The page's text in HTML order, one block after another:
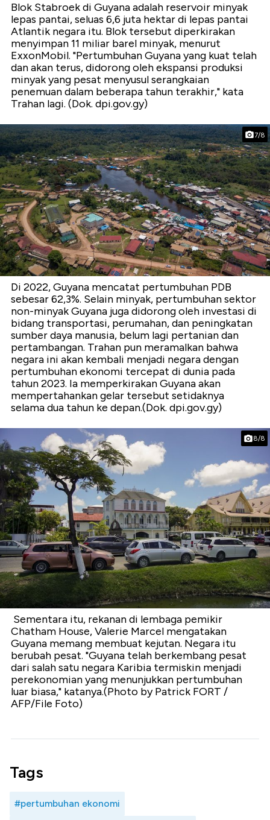
Blok Stabroek di Guyana adalah reservoir minyak
lepas pantai, seluas 6,6 juta hektar di lepas pantai
Atlantik negara itu. Blok tersebut diperkirakan
menyimpan 11 miliar barel minyak, menurut
ExxonMobil. "Pertumbuhan Guyana yang kuat telah
dan akan terus, didorong oleh ekspansi produksi
minyak yang pesat menyusul serangkaian
penemuan dalam beberapa tahun terakhir," kata
Trahan lagi. (Dok. dpi.gov.gy)
7/8
Di 2022, Guyana mencatat pertumbuhan PDB
sebesar 62,3%. Selain minyak, pertumbuhan sektor
non-minyak Guyana juga didorong oleh investasi di
bidang transportasi, perumahan, dan peningkatan
sumber daya manusia, belum lagi pertanian dan
pertambangan. Trahan pun meramalkan bahwa
negara ini akan kembali menjadi negara dengan
pertumbuhan ekonomi tercepat di dunia pada
tahun 2023. Ia memperkirakan Guyana akan
mempertahankan gelar tersebut setidaknya
selama dua tahun ke depan.(Dok. dpi.gov.gy)
8/8
Sementara itu, rekanan di lembaga pemikir
Chatham House, Valerie Marcel mengatakan
Guyana memang membuat kejutan. Negara itu
berubah pesat. "Guyana telah berkembang pesat
dari salah satu negara Karibia termiskin menjadi
perekonomian yang menunjukkan pertumbuhan
luar biasa," katanya.(Photo by Patrick FORT /
AFP/File Foto)
Tags
#pertumbuhan ekonomi